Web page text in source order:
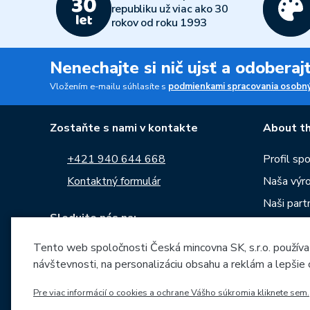
republiku už viac ako 30
rokov od roku 1993
Nenechajte si nič ujsť a
Vložením e-mailu súhlasíte s podmienkami spracovania
Zostaňte s nami v kontakte
+421 940 644 668
Kontaktný formulár
Sledujte nás na:
About
Profil
Naša
Naši
Správy
Na
Archív
Tento web spoločnosti Česká mincovna SK, s.r.o.
návštevnosti, na personalizáciu obsahu a reklám a
Pre viac informácií o cookies a ochrane Vášho súkromia kliknete sem.